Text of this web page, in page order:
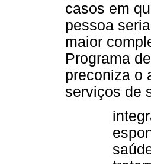
casos em
pessoa
maior
Programa
preconiza o
serviços de